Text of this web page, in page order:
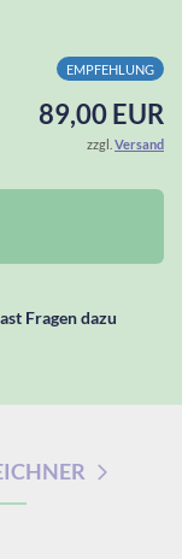
EMPFEHLUNG
89,00 EUR
zzgl. Versand
Fragen dazu